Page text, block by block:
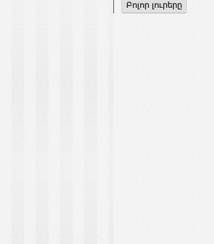
Բոլոր լուրերը